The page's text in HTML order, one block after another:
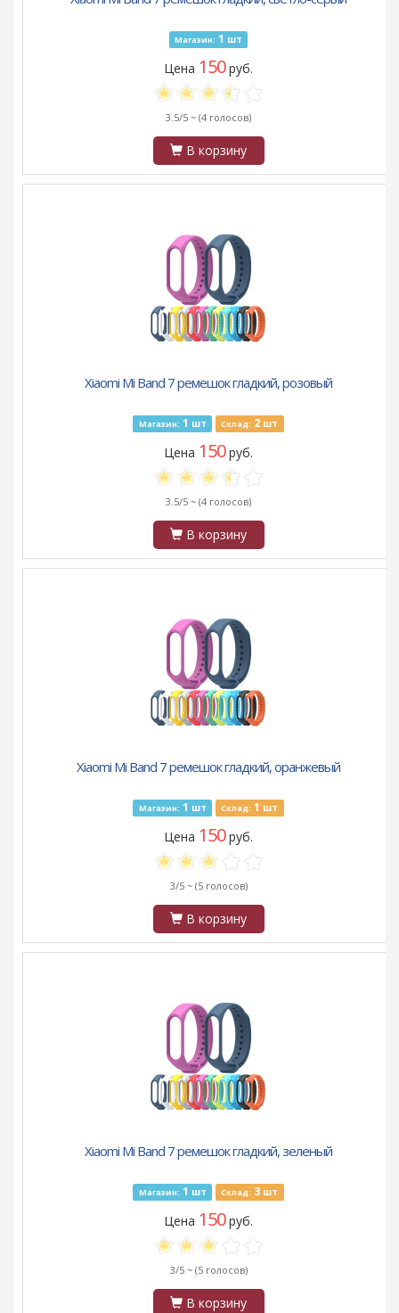
Магазин: 1 шт
Цена 150руб.
3.5/5 ~ (4 голосов)
В корзину
Xiaomi Mi Band 7 ремешок гладкий, розовый
Магазин: 1 шт Склад: 2 шт
Цена 150руб.
3.5/5 ~ (4 голосов)
В корзину
Xiaomi Mi Band 7 ремешок гладкий, оранжевый
Магазин: 1 шт Склад: 1 шт
Цена 150руб.
3/5 ~ (5 голосов)
В корзину
Xiaomi Mi Band 7 ремешок гладкий, зеленый
Магазин: 1 шт Склад: 3 шт
Цена 150руб.
3/5 ~ (5 голосов)
В корзину